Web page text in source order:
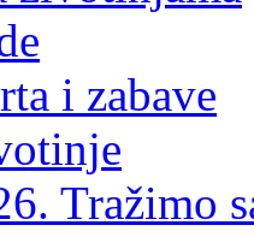
i zabave
Tražimo